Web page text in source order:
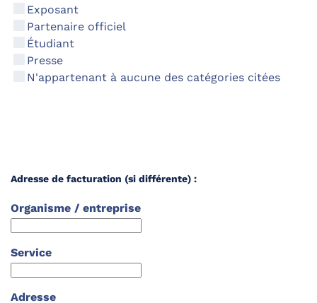
Exposant
Partenaire officiel
Étudiant
Presse
N'appartenant à aucune des catégories citées
Adresse de facturation (si différente) :
Organisme / entreprise
Service
Adresse